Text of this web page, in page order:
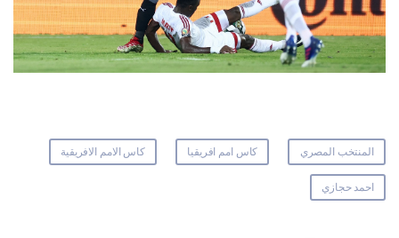
المنتخب المصري كاس امم افريقيا كاس الامم الافريقية
احمد حجازي